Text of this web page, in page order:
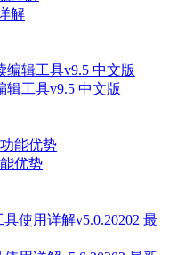
解
辑工具v9.5 中文版
优势